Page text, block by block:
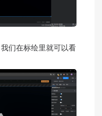
们在标绘里就可以看